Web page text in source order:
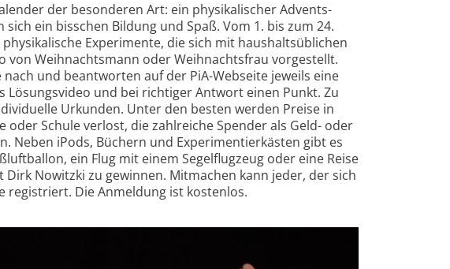
der besonderen Art: ein physikalischer Advents­
ein bisschen Bildung und Spaß. Vom 1. bis zum 24.
Experimente, die sich mit haushaltsüblichen
von Weihnachts­mann oder Weihnachts­frau vorgestellt.
und beantworten auf der PiA-Webseite jeweils eine
Lösungs­video und bei richtiger Antwort einen Punkt. Zu
Urkunden. Unter den besten werden Preise in
oder Schule verlost, die zahlreiche Spender als Geld- oder
Neben iPods, Büchern und Experimentier­kästen gibt es
ein Flug mit einem Segelflugzeug oder eine Reise
Dirk Nowitzki zu gewinnen. Mitmachen kann jeder, der sich
registriert. Die Anmeldung ist kostenlos.